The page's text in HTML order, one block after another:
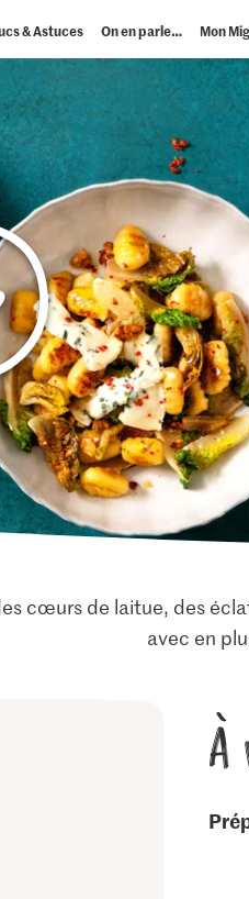
& Astuces On en parle… Mon
cœurs de laitue, des
avec en